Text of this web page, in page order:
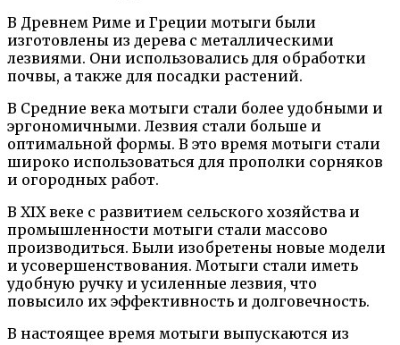
В Древнем Риме и Греции мотыги были
изготовлены из дерева с металлическими
лезвиями. Они использовались для обработки
почвы, а также для посадки растений.
В Средние века мотыги стали более удобными и
эргономичными. Лезвия стали больше и
оптимальной формы. В это время мотыги стали
широко использоваться для прополки сорняков
и огородных работ.
В XIX веке с развитием сельского хозяйства и
промышленности мотыги стали массово
производиться. Были изобретены новые модели
и усовершенствования. Мотыги стали иметь
удобную ручку и усиленные лезвия, что
повысило их эффективность и долговечность.
В настоящее время мотыги выпускаются из